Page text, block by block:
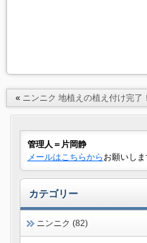
« ニンニク 地植えの植え付け完了！
管理人＝片岡静
メールはこちらから お願いしま
カテゴリー
ニンニク (82)